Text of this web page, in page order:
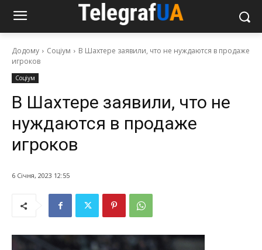
Додому Соціум
В Шахтере заявили, что не нуждаются в продаже
игроков
Соціум
В Шахтере заявили, что не
нуждаются в продаже
игроков
6 Січня, 2023 12:55